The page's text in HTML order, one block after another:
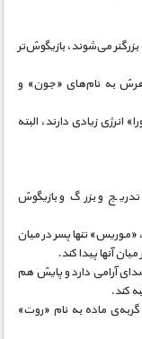
می‌شوند، بازیگوش‌تر
به نام‌های «جون» و
انرژی زیادی دارند، البته
و بزرگ و بازیگوش
تنها پسر در میان
آنها پیدا کند.
آرامی دارد و پایش هم
کند.
ماده به نام «روت»